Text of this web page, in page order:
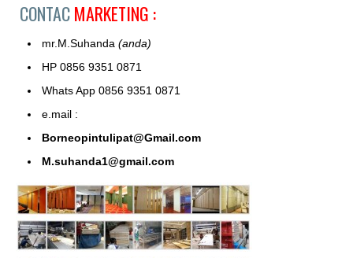
CONTACMARKETING :
mr.M.Suhanda (anda)
HP 0856 9351 0871
Whats App 0856 9351 0871
e.mail :
Borneopintulipat@Gmail.com
M.suhanda1@gmail.com